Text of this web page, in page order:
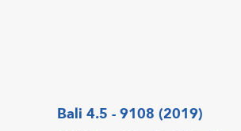
Bali 4.5 - 9108 (2019)